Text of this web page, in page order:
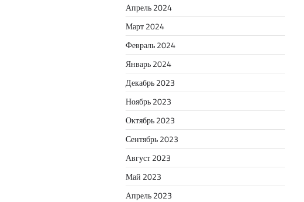
Апрель 2024
Март 2024
Февраль 2024
Январь 2024
Декабрь 2023
Ноябрь 2023
Октябрь 2023
Сентябрь 2023
Август 2023
Май 2023
Апрель 2023